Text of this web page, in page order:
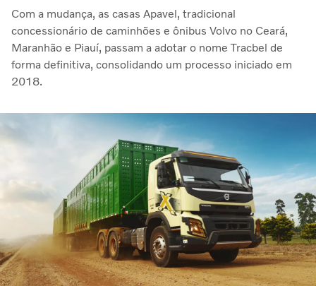
Com a mudança, as casas Apavel, tradicional
concessionário de caminhões e ônibus Volvo no Ceará,
Maranhão e Piauí, passam a adotar o nome Tracbel de
forma definitiva, consolidando um processo iniciado em
2018.